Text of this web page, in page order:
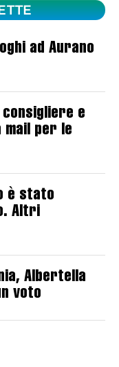
ad Aurano
e
per le
è stato
Altri
Albertella
voto